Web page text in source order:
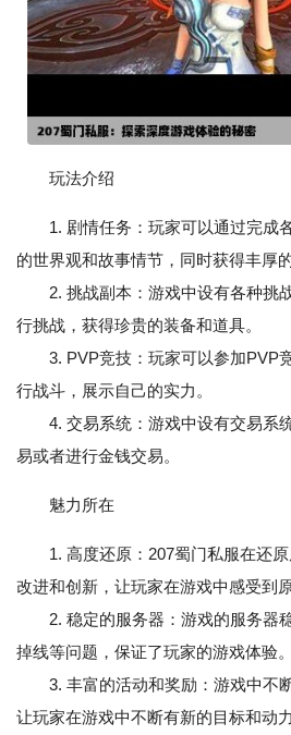
玩法介绍
1. 剧情任务：玩家可以通过完成
的世界观和故事情节，同时获得丰厚的
2. 挑战副本：游戏中设有各种挑
行挑战，获得珍贵的装备和道具。
3. PVP竞技：玩家可以参加PVP
行战斗，展示自己的实力。
4. 交易系统：游戏中设有交易系
易或者进行金钱交易。
魅力所在
1. 高度还原：207蜀门私服在还
改进和创新，让玩家在游戏中感受到
2. 稳定的服务器：游戏的服务器
掉线等问题，保证了玩家的游戏体验。
3. 丰富的活动和奖励：游戏中不断
让玩家在游戏中不断有新的目标和动力